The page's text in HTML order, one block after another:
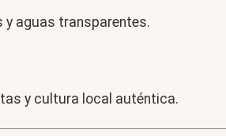
aguas transparentes.
y cultura local auténtica.